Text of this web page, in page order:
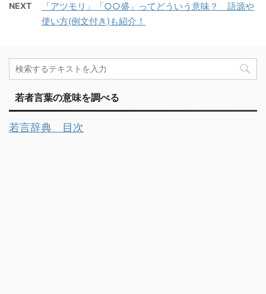
NEXT
「アツモリ」「○○盛」ってどういう意味？ 語源や
使い方(例文付き)も紹介！
若者言葉の意味を調べる
若言辞典 目次